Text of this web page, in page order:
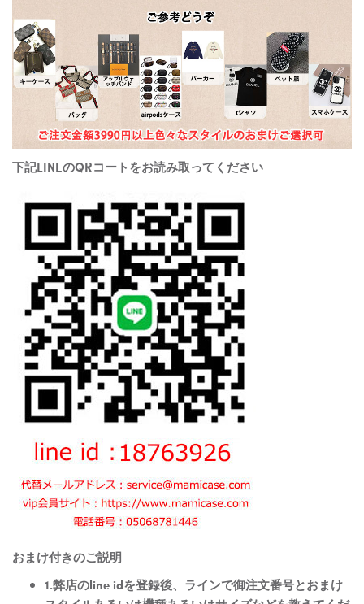
下記LINEのQRコートをお読み取ってください
おまけ付きのご説明
1.弊店のline idを登録後、ラインで御注文番号とおまけ